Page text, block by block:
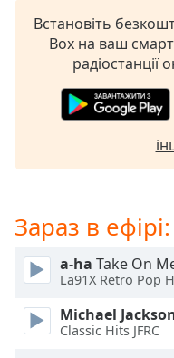
subtitles
settings
dialog
subtitles
selected
Track
Picture
modal
Встановіть
Box на ваш
радіостанції
Зараз в ефірі:
a-ha Take On
La91X Retro Pop
Michael
Classic Hits JFRC